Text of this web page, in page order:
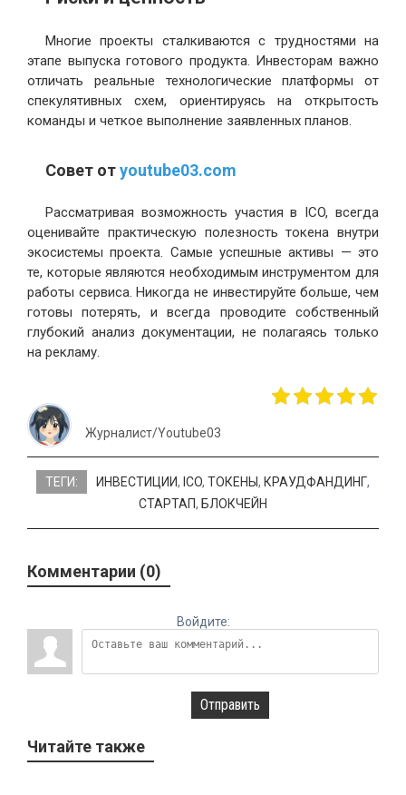
Многие проекты сталкиваются с трудностями на
этапе выпуска готового продукта. Инвесторам важно
отличать реальные технологические платформы от
спекулятивных схем, ориентируясь на открытость
команды и четкое выполнение заявленных планов.
Совет отyoutube03.com
Рассматривая возможность участия в ICO, всегда
оценивайте практическую полезность токена внутри
экосистемы проекта. Самые успешные активы — это
те, которые являются необходимым инструментом для
работы сервиса. Никогда не инвестируйте больше, чем
готовы потерять, и всегда проводите собственный
глубокий анализ документации, не полагаясь только
на рекламу.
Журналист/Youtube03
ТЕГИ: ИНВЕСТИЦИИ, ICO, ТОКЕНЫ, КРАУДФАНДИНГ,
СТАРТАП, БЛОКЧЕЙН
Комментарии (0)
Войдите:
Отправить
Читайте также